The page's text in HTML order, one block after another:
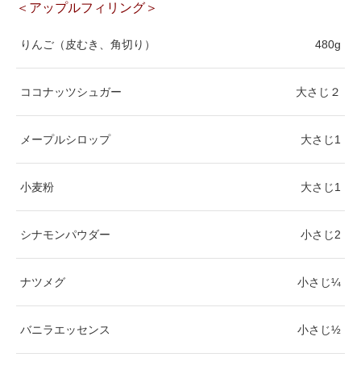
＜アップルフィリング＞
りんご（皮むき、角切り） 480g
ココナッツシュガー 大さじ２
メープルシロップ 大さじ1
小麦粉 大さじ1
シナモンパウダー 小さじ2
ナツメグ 小さじ¼
バニラエッセンス 小さじ½